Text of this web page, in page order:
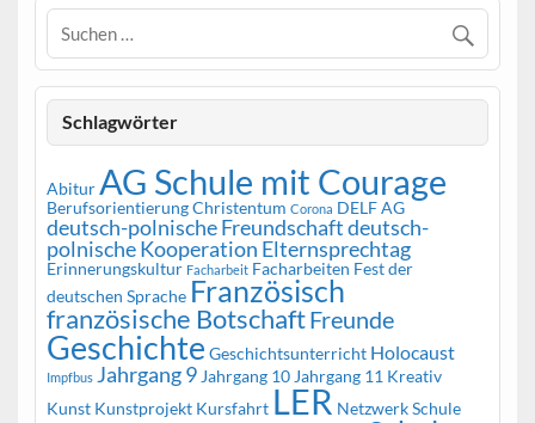
Schlagwörter
Abitur AG Schule mit Courage
BerufsorientierungChristentum Corona DELF AG
deutsch-polnische Freundschaftdeutsch-
polnische Kooperation Elternsprechtag
Erinnerungskultur Facharbeit Facharbeiten Fest der
deutschen Sprache Französisch
französische BotschaftFreunde
Geschichte Geschichtsunterricht Holocaust
Impfbus Jahrgang 9 Jahrgang 10 Jahrgang 11 Kreativ
Kunst Kunstprojekt Kursfahrt LER Netzwerk Schule